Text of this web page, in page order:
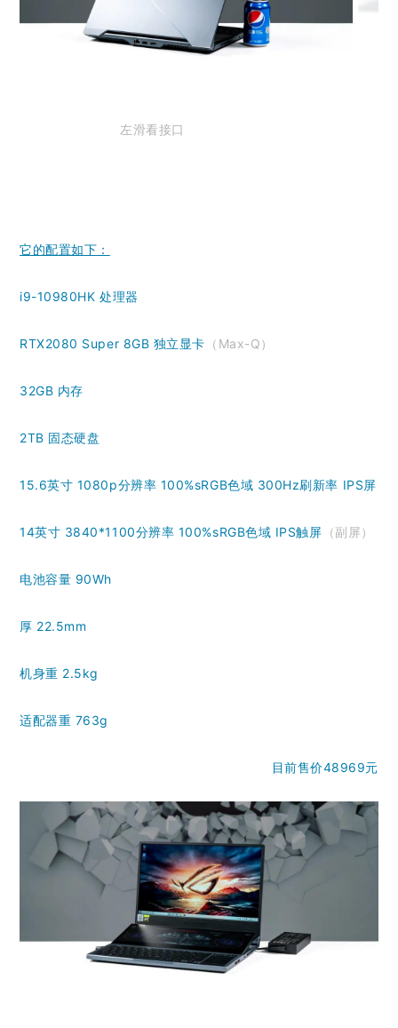
左滑看接口
它的配置如下：
i9-10980HK 处理器
RTX2080 Super 8GB 独立显卡 （Max-Q）
32GB 内存
2TB 固态硬盘
15.6英寸 1080p分辨率 100%sRGB色域 300Hz刷新率 IPS屏
14英寸 3840*1100分辨率 100%sRGB色域 IPS触屏 （副屏）
电池容量 90Wh
厚 22.5mm
机身重 2.5kg
适配器重 763g
目前售价48969元